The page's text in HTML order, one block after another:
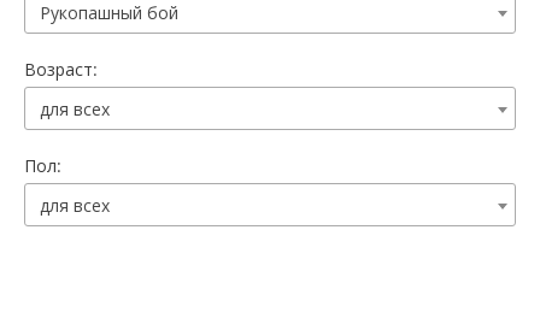
Рукопашный бой
Возраст:
для всех
Пол:
для всех